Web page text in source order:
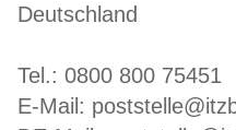
Deutschland
Tel.: 0800 800 75451
E-Mail: